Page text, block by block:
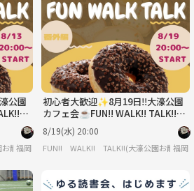
公園
散歩会🚶🐕)
福岡
初心者大歓迎✨8月19日‼️大濠公園
カフェ会☕️FUN!! WALK!! TALK!!
🎧💕
8/19(水) 20:00
FUN!! WALK!! TALK!!(大濠公園お散歩
福岡